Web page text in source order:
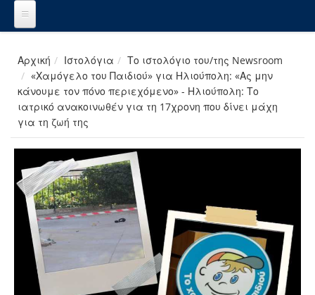
Αρχική Ιστολόγια
Το ιστολόγιο του/της Newsroom
«Χαμόγελο του Παιδιού» για Ηλιούπολη: «Ας μην
κάνουμε τον πόνο περιεχόμενο» - Ηλιούπολη: Το
ιατρικό ανακοινωθέν για τη 17χρονη που δίνει μάχη
για τη ζωή της